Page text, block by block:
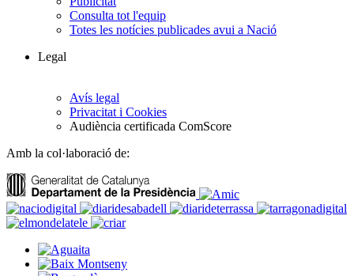
Consulta tot l'equip
Totes les notícies publicades avui a Nació
Legal
Avís legal
Privacitat i Cookies
Audiència certificada ComScore
Amb la col·laboració de: